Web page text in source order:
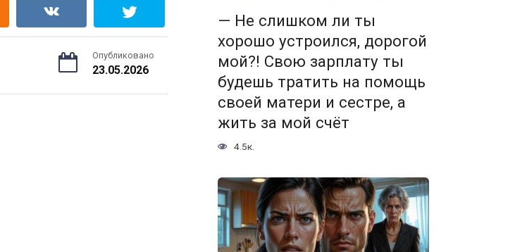
Опубликовано
23.05.2026
— Не слишком ли ты
хорошо устроился, дорогой
мой?! Свою зарплату ты
будешь тратить на помощь
своей матери и сестре, а
жить за мой счёт
4.5к.